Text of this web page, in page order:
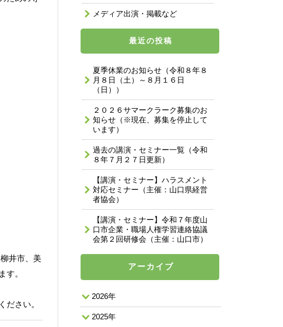
井市、美
す。
ださい。
メディア出演・掲載など
最近の投稿
夏季休業のお知らせ（令和８年８
月８日（土）～８月１６日
（日））
２０２６サマークラーク募集のお
知らせ（※現在、募集を停止して
います）
過去の講演・セミナー一覧（令和
８年７月２７日更新）
【講演・セミナー】ハラスメント
対応セミナー（主催：山口県経営
者協会）
【講演・セミナー】令和７年度山
口市企業・職場人権学習連絡協議
会第２回研修会（主催：山口市）
アーカイブ
2026年
2025年